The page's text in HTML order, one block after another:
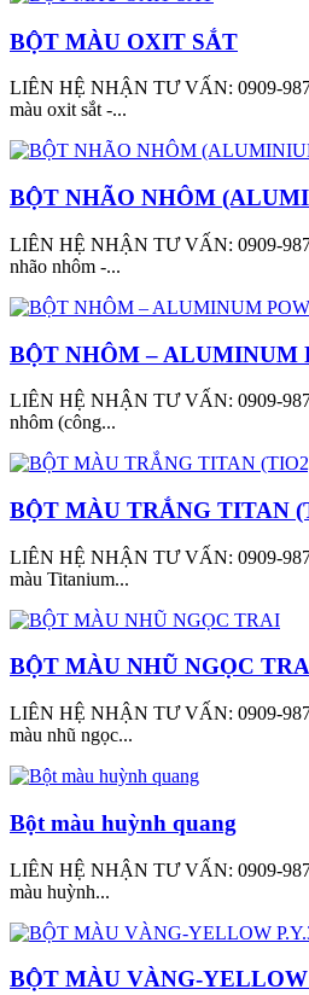
BỘT MÀU OXIT SẮT
LIÊN HỆ NHẬN TƯ VẤN: 0909-
màu oxit sắt -...
BỘT NHÃO NHÔM
LIÊN HỆ NHẬN TƯ VẤN: 0909-
nhão nhôm -...
BỘT NHÔM – ALUMINUM
LIÊN HỆ NHẬN TƯ VẤN: 0909-
nhôm (công...
BỘT MÀU TRẮNG TITAN
LIÊN HỆ NHẬN TƯ VẤN: 0909-
màu Titanium...
BỘT MÀU NHŨ NGỌC
LIÊN HỆ NHẬN TƯ VẤN: 0909-
màu nhũ ngọc...
Bột màu huỳnh quang
LIÊN HỆ NHẬN TƯ VẤN: 0909-
màu huỳnh...
BỘT MÀU VÀNG-YELLOW